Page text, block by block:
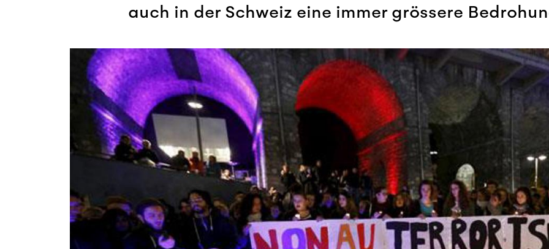
auch in der Schweiz eine immer grössere